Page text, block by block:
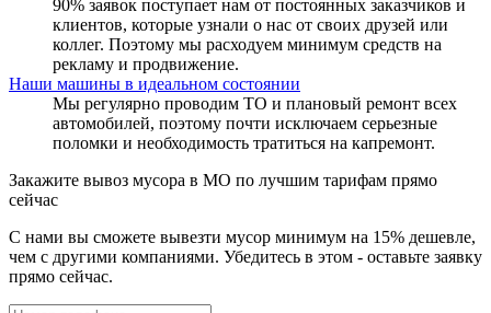
90% заявок поступает нам от постоянных заказчиков и
клиентов, которые узнали о нас от своих друзей или
коллег. Поэтому мы расходуем минимум средств на
рекламу и продвижение.
Наши машины в идеальном состоянии
Мы регулярно проводим ТО и плановый ремонт всех
автомобилей, поэтому почти исключаем серьезные
поломки и необходимость тратиться на капремонт.
Закажите вывоз мусора в МО по лучшим тарифам прямо
сейчас
С нами вы сможете вывезти мусор минимум на 15% дешевле,
чем с другими компаниями. Убедитесь в этом - оставьте заявку
прямо сейчас.